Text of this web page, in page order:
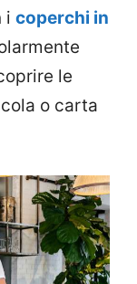
i coperchi in
le
o carta